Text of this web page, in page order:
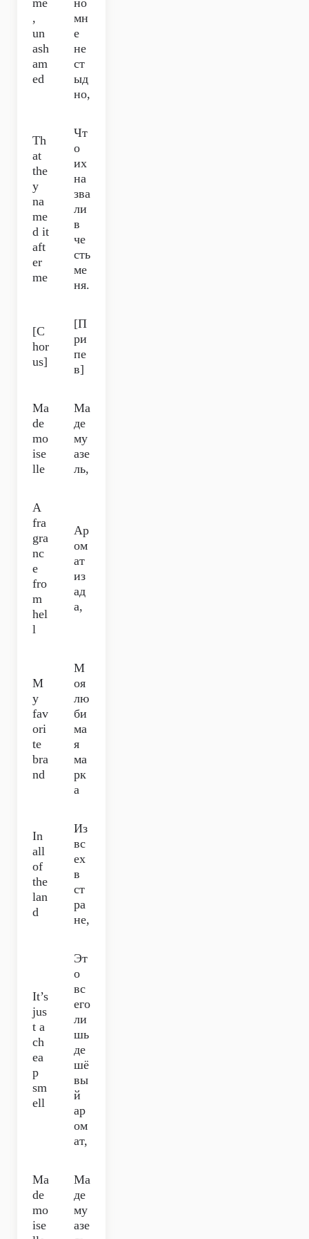
me
,
un
ash
am
ed
но
мн
е
не
ст
ыд
но,
Th
at
the
y
na
me
d it
aft
er
me
Чт
о
их
на
зва
ли
в
че
сть
ме
ня.
[C
hor
us]
[П
ри
пе
в]
Ma
de
mo
ise
lle
Ма
де
му
азе
ль,
A
fra
gra
nc
e
fro
m
hel
l
Ар
ом
ат
из
ад
а,
M
y
fav
ori
te
bra
nd
М
оя
лю
би
ма
я
ма
рк
а
In
all
of
the
lan
d
Из
вс
ех
в
ст
ра
не,
It’s
jus
t a
ch
ea
p
sm
ell
Эт
о
вс
его
ли
шь
де
шё
вы
й
ар
ом
ат,
Ma
de
mo
ise
Ма
де
му
азе